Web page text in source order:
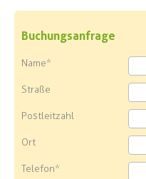
Buchungsanfrage
Name*
Straße
Postleitzahl
Ort
Telefon*